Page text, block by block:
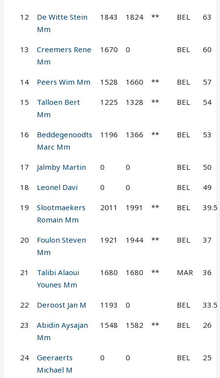
12
De Witte Stein
Mm
1843 1824 ** BEL 63
13
Creemers Rene
Mm
1670 0 BEL 60
14 Peers Wim Mm 1528 1660 ** BEL 57
15
Talloen Bert
Mm
1225 1328 ** BEL 54
16
Beddegenoodts
Marc Mm
1196 1366 ** BEL 53
17 Jalmby Martin 0 0 BEL 50
18 Leonel Davi 0 0 BEL 49
19
Slootmaekers
Romain Mm
2011 1991 ** BEL 39.5
20
Foulon Steven
Mm
1921 1944 ** BEL 37
21
Talibi Alaoui
Younes Mm
1680 1680 ** MAR 36
22 Deroost Jan M 1193 0 BEL 33.5
23
Abidin Aysajan
Mm
1548 1582 ** BEL 26
24
Geeraerts
Michael M
0 0 BEL 25